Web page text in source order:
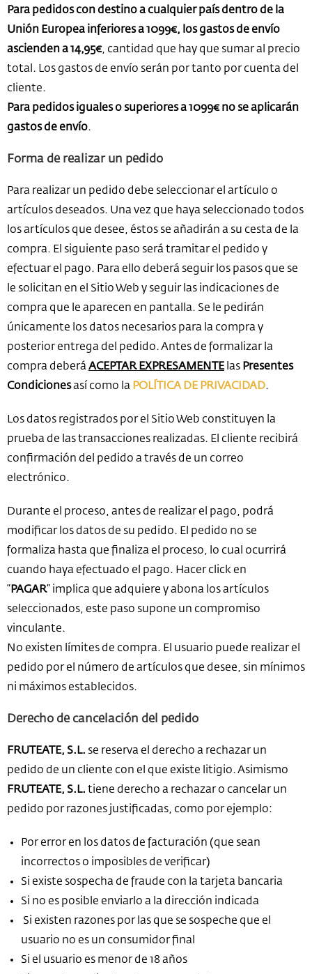
Para pedidos con destino a cualquier país dentro de la
Unión Europea inferiores a 1099€, los gastos de envío
ascienden a 14,95€, cantidad que hay que sumar al precio
total. Los gastos de envío serán por tanto por cuenta del
cliente.
Para pedidos iguales o superiores a 1099€ no se aplicarán
gastos de envío.
Forma de realizar un pedido
Para realizar un pedido debe seleccionar el artículo o
artículos deseados. Una vez que haya seleccionado todos
los artículos que desee, éstos se añadirán a su cesta de la
compra. El siguiente paso será tramitar el pedido y
efectuar el pago. Para ello deberá seguir los pasos que se
le solicitan en el Sitio Web y seguir las indicaciones de
compra que le aparecen en pantalla. Se le pedirán
únicamente los datos necesarios para la compra y
posterior entrega del pedido. Antes de formalizar la
compra deberáACEPTAR EXPRESAMENTElas Presentes
Condicionesasí como la POLÍTICA DE PRIVACIDAD.
Los datos registrados por el Sitio Web constituyen la
prueba de las transacciones realizadas. El cliente recibirá
confirmación del pedido a través de un correo
electrónico.
Durante el proceso, antes de realizar el pago, podrá
modificar los datos de su pedido. El pedido no se
formaliza hasta que finaliza el proceso, lo cual ocurrirá
cuando haya efectuado el pago. Hacer click en
“ PAGAR” implica que adquiere y abona los artículos
seleccionados, este paso supone un compromiso
vinculante.
No existen límites de compra. El usuario puede realizar el
pedido por el número de artículos que desee, sin mínimos
ni máximos establecidos.
Derecho de cancelación del pedido
FRUTEATE, S.L. se reserva el derecho a rechazar un
pedido de un cliente con el que existe litigio. Asimismo
FRUTEATE, S.L. tiene derecho a rechazar o cancelar un
pedido por razones justificadas, como por ejemplo:
Por error en los datos de facturación (que sean
incorrectos o imposibles de verificar)
Si existe sospecha de fraude con la tarjeta bancaria
Si no es posible enviarlo a la dirección indicada
Si existen razones por las que se sospeche que el
usuario no es un consumidor final
Si el usuario es menor de 18 años